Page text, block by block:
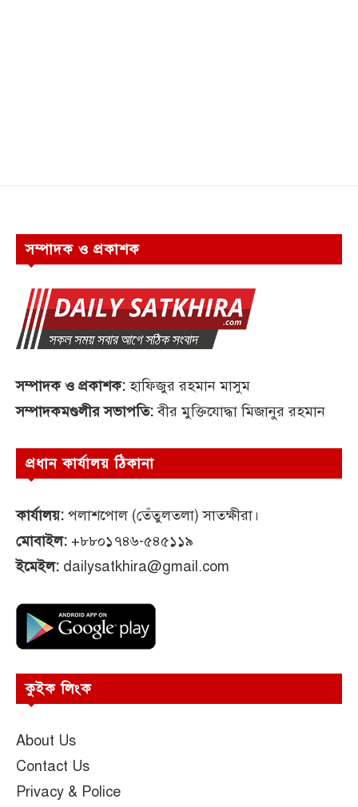
সম্পাদক ও প্রকাশক
সম্পাদক ও প্রকাশক:হাফিজুর রহমান মাসুম
সম্পাদকমণ্ডলীর সভাপতি:বীর মুক্তিযোদ্ধা মিজানুর রহমান
প্রধান কার্যালয় ঠিকানা
কার্যালয়: পলাশপোল (তেঁতুলতলা) সাতক্ষীরা।
মোবাইল: +৮৮০১৭৪৬-৫৪৫১১৯
ইমেইল: dailysatkhira@gmail.com
কুইক লিংক
About Us
Contact Us
Privacy & Police